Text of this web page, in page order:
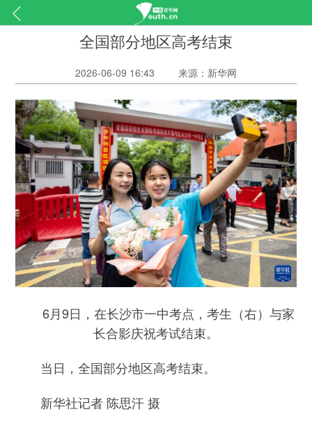
全国部分地区高考结束
2026-06-09 16:43 来源：新华网
6月9日，在长沙市一中考点，考生（右）与家
长合影庆祝考试结束。
当日，全国部分地区高考结束。
新华社记者 陈思汗 摄